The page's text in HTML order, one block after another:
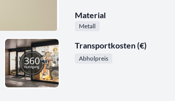
Material
Metall
Transportkosten (€)
Abholpreis